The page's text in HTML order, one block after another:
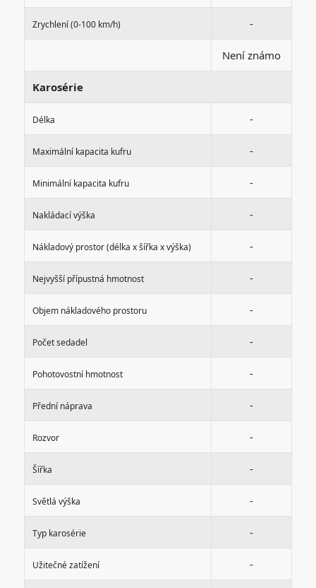
Zrychlení (0-100 km/h) -
Není známo
Karosérie
Délka -
Maximální kapacita kufru -
Minimální kapacita kufru -
Nakládací výška -
Nákladový prostor (délka x šířka x výška) -
Nejvyšší přípustná hmotnost -
Objem nákladového prostoru -
Počet sedadel -
Pohotovostní hmotnost -
Přední náprava -
Rozvor -
Šířka -
Světlá výška -
Typ karosérie -
Užitečné zatížení -